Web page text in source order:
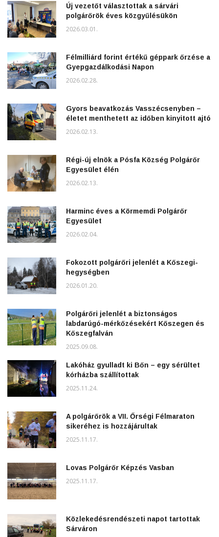
Új vezetőt választottak a sárvári
polgárőrök éves közgyűlésükön
2026.03.01.
Félmilliárd forint értékű géppark őrzése a
Gyepgazdálkodási Napon
2026.02.28.
Gyors beavatkozás Vasszécsenyben –
életet menthetett az időben kinyitott ajtó
2026.02.13.
Régi-új elnök a Pósfa Község Polgárőr
Egyesület élén
2026.02.13.
Harminc éves a Körmemdi Polgárőr
Egyesület
2026.02.04.
Fokozott polgárőri jelenlét a Kőszegi-
hegységben
2026.01.20.
Polgárőri jelenlét a biztonságos
labdarúgó-mérkőzésekért Kőszegen és
Kőszegfalván
2025.09.08.
Lakóház gyulladt ki Bőn – egy sérültet
kórházba szállítottak
2025.11.24.
A polgárőrök a VII. Őrségi Félmaraton
sikeréhez is hozzájárultak
2025.11.17.
Lovas Polgárőr Képzés Vasban
2025.11.17.
Közlekedésrendészeti napot tartottak
Sárváron